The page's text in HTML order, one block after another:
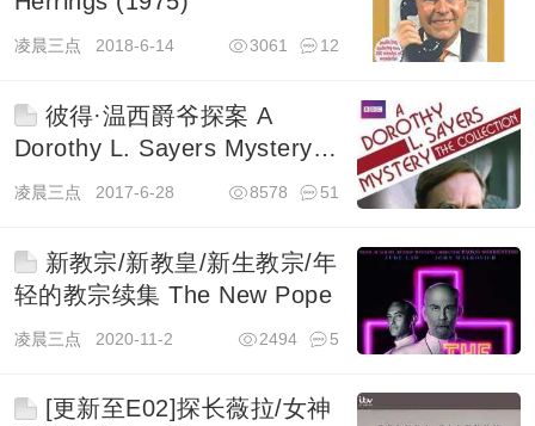
凌晨三点 2018-6-14 12
3061
彼得·温西爵爷探案 A
Dorothy L. Sayers Mystery
(1987)
凌晨三点 2017-6-28 51
8578
新教宗/新教皇/新生教宗/年
轻的教宗续集 The New Pope
凌晨三点 2020-11-2 5
2494
[更新至E02]探长薇拉/女神